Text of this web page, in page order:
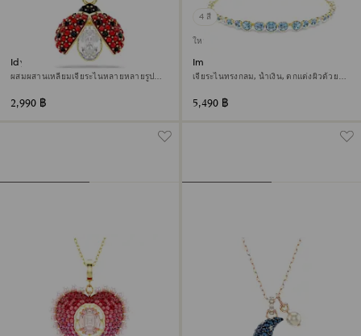
Idyllia จี้ชาร์ม
ผสมผสานเหลี่ยมเจียระไนหลายหลายรูป
ทองคำ 18K
2,990 ฿
4 สี
ใหม่
Imber สร้อยข้อมือ
เจียระไนทรงกลม, น้ำเงิน, ตกแต่งผิวด้วย
5,490 ฿